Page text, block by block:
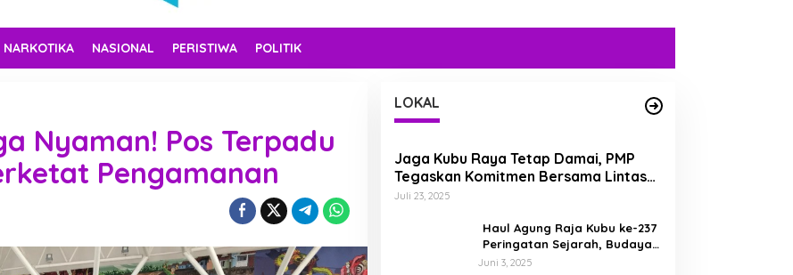
NARKOTIKA NASIONAL PERISTIWA POLITIK
Nyaman! Pos Terpadu
Pengamanan
LOKAL
Jaga Kubu Raya Tetap Damai, PMP
Tegaskan Komitmen Bersama Lintas
Etnis dan Budaya
Juli 23, 2025
Haul Agung Raja Kubu ke-237
Peringatan Sejarah, Budaya,
dan Energi Nasionalisme di
Juni 3, 2025